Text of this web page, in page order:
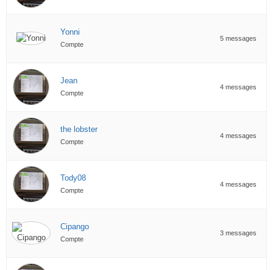
Yonni
Compte
5 messages
Jean
Compte
4 messages
the lobster
Compte
4 messages
Tody08
Compte
4 messages
Cipango
Compte
3 messages